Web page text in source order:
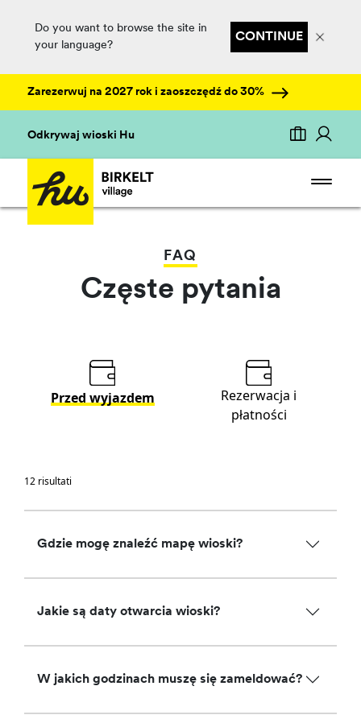
Do you want to browse the site in
your language?
CONTINUE
Zarezerwuj na 2027 rok i zaoszczędź do 30%
Odkrywaj wioski Hu
FAQ
Częste pytania
Przed wyjazdem
Rezerwacja i
płatności
12 risultati
Gdzie mogę znaleźć mapę wioski?
Jakie są daty otwarcia wioski?
W jakich godzinach muszę się zameldować?